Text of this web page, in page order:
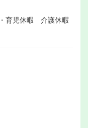
育児休暇 介護休暇